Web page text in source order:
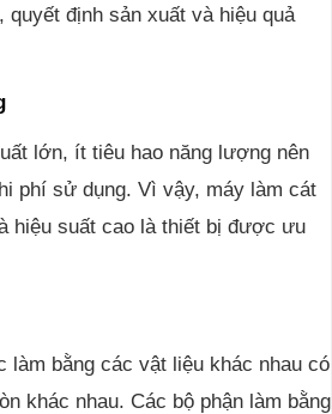
quyết định sản xuất và hiệu quả
lớn, ít tiêu hao năng lượng nên
phí sử dụng. Vì vậy, máy làm cát
hiệu suất cao là thiết bị được ưu
làm bằng các vật liệu khác nhau có
khác nhau. Các bộ phận làm bằng